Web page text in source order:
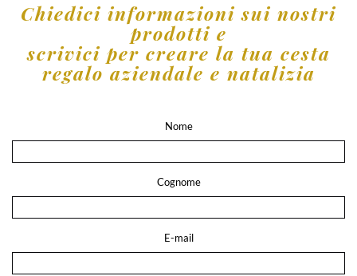
Chiedici informazioni sui nostri
prodotti e
scrivici per creare la tua cesta
regalo aziendale e natalizia
Nome
Cognome
E-mail